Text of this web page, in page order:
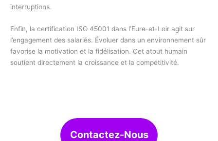
interruptions.
Enfin, la certification ISO 45001 dans l’Eure-et-Loir agit sur
l’engagement des salariés. Évoluer dans un environnement sûr
favorise la motivation et la fidélisation. Cet atout humain
soutient directement la croissance et la compétitivité.
Contactez-Nous